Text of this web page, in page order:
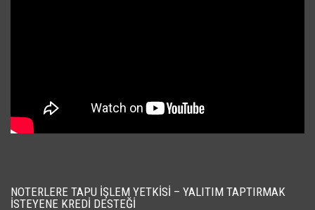
NOTERLERE TAPU İŞLEM YETKISI – YALITIM TAPTIRMAK
İSTEYENE KREDI DESTEĞI